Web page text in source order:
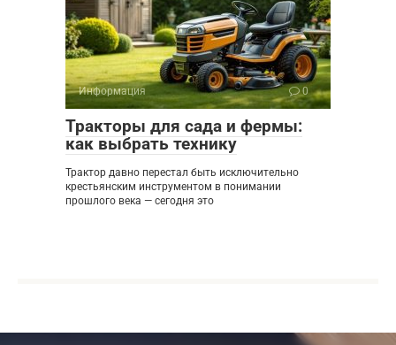
Информация 0
Тракторы для сада и фермы:
как выбрать технику
Трактор давно перестал быть исключительно
крестьянским инструментом в понимании
прошлого века — сегодня это